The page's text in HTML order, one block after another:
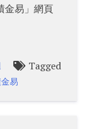
金易」網頁
Tagged
易